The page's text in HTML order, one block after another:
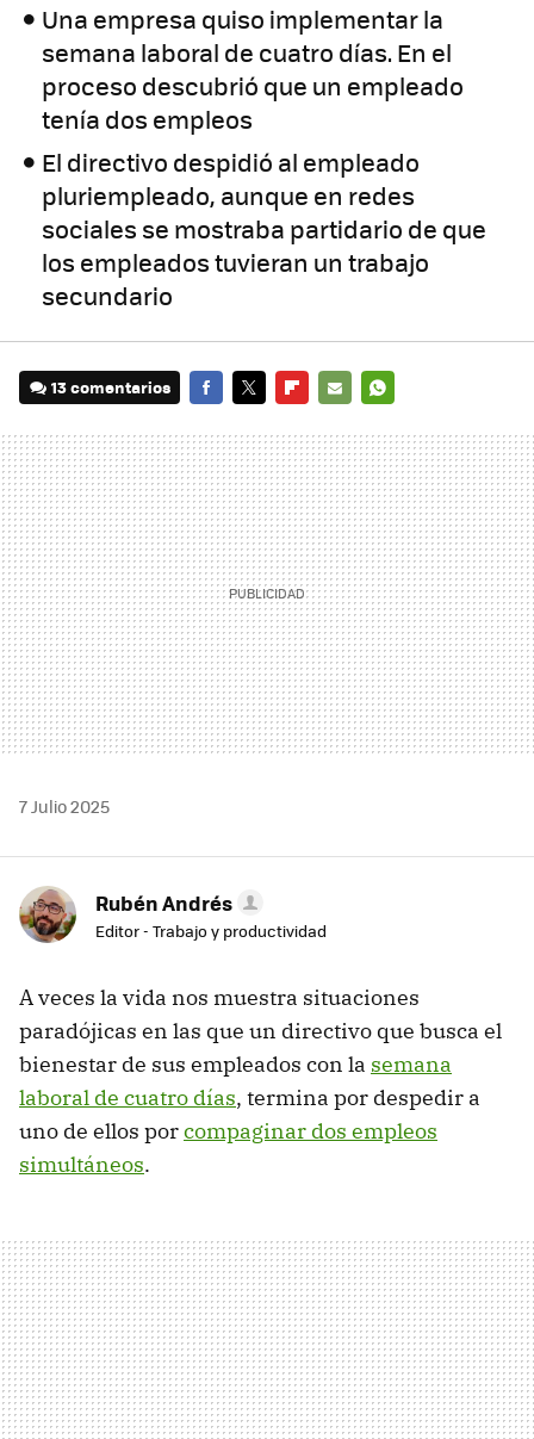
Una empresa quiso implementar la
semana laboral de cuatro días. En el
proceso descubrió que un empleado
tenía dos empleos
El directivo despidió al empleado
pluriempleado, aunque en redes
sociales se mostraba partidario de que
los empleados tuvieran un trabajo
secundario
13 comentarios
MAIL
7 Julio 2025
Rubén Andrés
Editor - Trabajo y productividad
A veces la vida nos muestra situaciones
paradójicas en las que un directivo que busca el
bienestar de sus empleados con la semana
laboral de cuatro días, termina por despedir a
uno de ellos porcompaginar dos empleos
simultáneos.